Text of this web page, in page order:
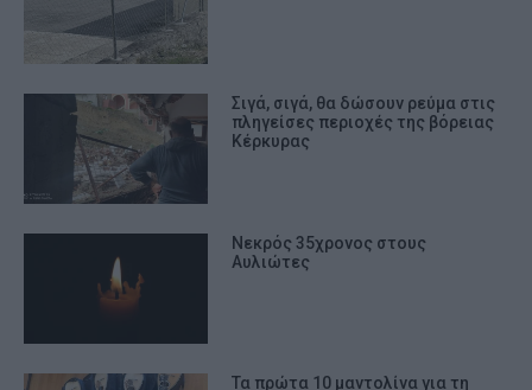
Σιγά, σιγά, θα δώσουν ρεύμα στις
πληγείσες περιοχές της βόρειας
Κέρκυρας
Νεκρός 35χρονος στους
Αυλιώτες
Τα πρώτα 10 μαντολίνα για τη